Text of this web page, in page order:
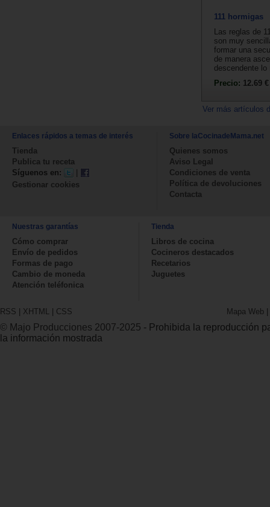
111 hormigas
Las reglas de
son muy
formar una
de manera
descendente
Precio: 12.69 €
Ver más artículos
Enlaces rápidos a temas de interés
Tienda
Publica tu receta
Síguenos en:
Gestionar cookies
Sobre laCocinadeMama.net
Quienes somos
Aviso Legal
Condiciones de venta
Política de devoluciones
Contacta
Nuestras garantías
Cómo comprar
Envío de pedidos
Formas de pago
Cambio de moneda
Atención teléfonica
Tienda
Libros de cocina
Cocineros destacados
Recetarios
Juguetes
RSS XHTML CSS Mapa Web
© Majo Producciones 2007-2025 - Prohibida la reproducción
la información mostrada